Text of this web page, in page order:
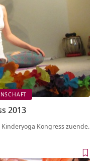
2013
Kongress zuende.